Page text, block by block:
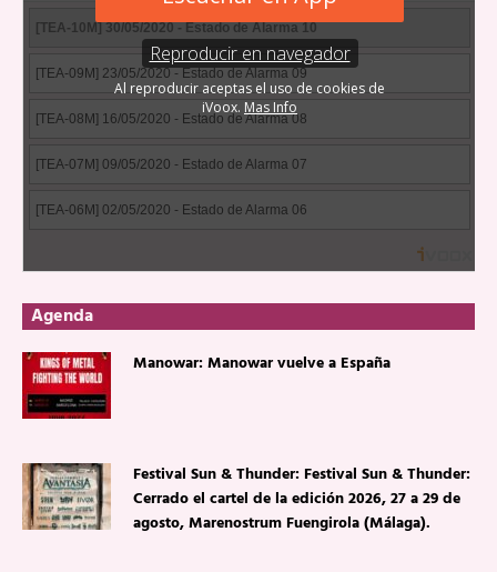
Agenda
Manowar: Manowar vuelve a España
Festival Sun & Thunder: Festival Sun & Thunder:
Cerrado el cartel de la edición 2026, 27 a 29 de
agosto, Marenostrum Fuengirola (Málaga).